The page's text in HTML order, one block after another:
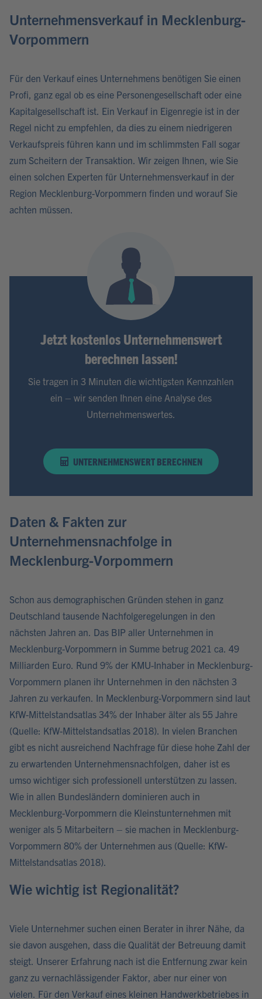
Unternehmensverkauf in Mecklenburg-
Vorpommern
Für den Verkauf eines Unternehmens benötigen Sie einen
Profi, ganz egal ob es eine Personengesellschaft oder eine
Kapitalgesellschaft ist. Ein Verkauf in Eigenregie ist in der
Regel nicht zu empfehlen, da dies zu einem niedrigeren
Verkaufspreis führen kann und im schlimmsten Fall sogar
zum Scheitern der Transaktion. Wir zeigen Ihnen, wie Sie
einen solchen Experten für Unternehmensverkauf in der
Region Mecklenburg-Vorpommern finden und worauf Sie
achten müssen.
Jetzt kostenlos Unternehmenswert
berechnen lassen!
Sie tragen in 3 Minuten die wichtigsten Kennzahlen
ein – wir senden Ihnen eine Analyse des
Unternehmenswertes.
UNTERNEHMENSWERT BERECHNEN
Daten & Fakten zur
Unternehmensnachfolge in
Mecklenburg-Vorpommern
Schon aus demographischen Gründen stehen in ganz
Deutschland tausende Nachfolgeregelungen in den
nächsten Jahren an. Das BIP aller Unternehmen in
Mecklenburg-Vorpommern in Summe betrug 2021 ca. 49
Milliarden Euro. Rund 9% der KMU-Inhaber in Mecklenburg-
Vorpommern planen ihr Unternehmen in den nächsten 3
Jahren zu verkaufen. In Mecklenburg-Vorpommern sind laut
KfW-Mittelstandsatlas 34% der Inhaber älter als 55 Jahre
(Quelle: KfW-Mittelstandsatlas 2018). In vielen Branchen
gibt es nicht ausreichend Nachfrage für diese hohe Zahl der
zu erwartenden Unternehmensnachfolgen, daher ist es
umso wichtiger sich professionell unterstützen zu lassen.
Wie in allen Bundesländern dominieren auch in
Mecklenburg-Vorpommern die Kleinstunternehmen mit
weniger als 5 Mitarbeitern – sie machen in Mecklenburg-
Vorpommern 80% der Unternehmen aus (Quelle: KfW-
Mittelstandsatlas 2018).
Wie wichtig ist Regionalität?
Viele Unternehmer suchen einen Berater in ihrer Nähe, da
sie davon ausgehen, dass die Qualität der Betreuung damit
steigt. Unserer Erfahrung nach ist die Entfernung zwar kein
ganz zu vernachlässigender Faktor, aber nur einer von
vielen. Für den Verkauf eines kleinen Handwerkbetriebes in